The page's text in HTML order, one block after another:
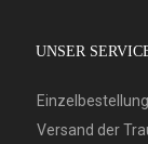
UNSER
Versand der